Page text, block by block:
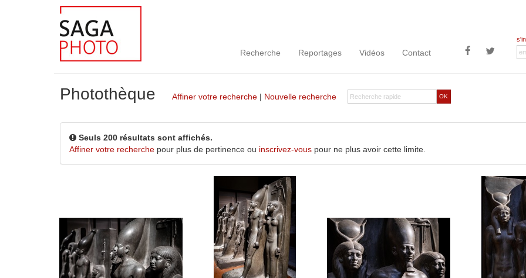
Recherche Reportages Vidéos Contact
OK
Photothèque Affiner votre recherche | Nouvelle recherche
Seuls 200 résultats sont affichés.
Affiner votre recherche pour plus de pertinence ou inscrivez-vous pour ne plus avoir cette limite.